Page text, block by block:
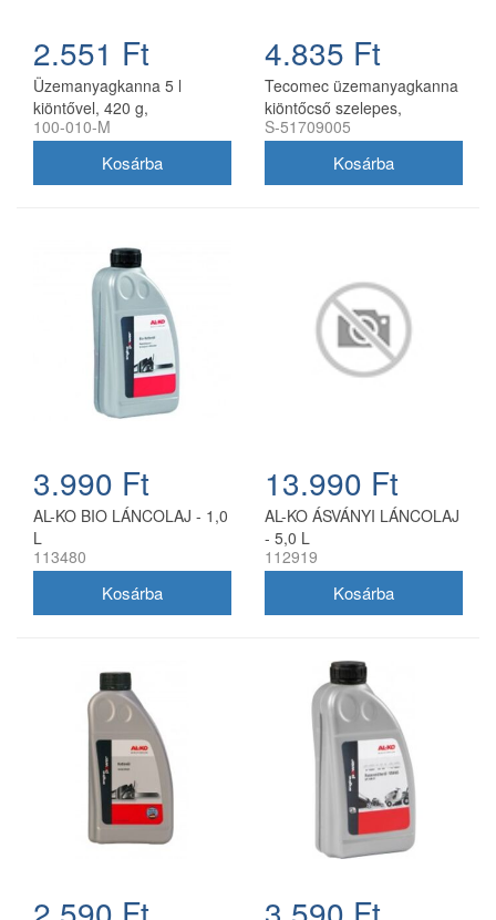
2.551 Ft
Üzemanyagkanna 5 l
kiöntővel, 420 g,
utángyártott
100-010-M
4.835 Ft
Tecomec üzemanyagkanna
kiöntőcső szelepes,
utángyártott
S-51709005
3.990 Ft
AL-KO BIO LÁNCOLAJ - 1,0
L
113480
13.990 Ft
AL-KO ÁSVÁNYI LÁNCOLAJ
- 5,0 L
112919